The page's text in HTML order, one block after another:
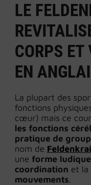
LE
CORPS ET
EN
La plupart des
fonctions
cœur) mais ce
les fonctions
pratique de
nom de
une forme
coordination et la
mouvements.